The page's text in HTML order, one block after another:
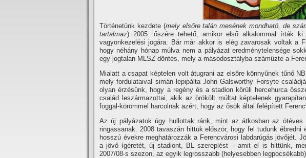
Történetünk kezdete (mely elsőre talán mesének mondható, de
tartalmaz) 2005. őszére tehető, amikor első alkalommal í­rták
vagyonkezelési jogára. Bár már akkor is elég zavarosak voltak a
hogy néhány hónap múlva nem a pályázat eredménytelensége
egy jogtalan MLSZ döntés, mely a másodosztályba száműzte a
Mialatt a csapat képtelen volt átugrani az elsőre könnyűnek tűnő
mely fordulataival simán lepipálta John Galsworthy Forsyte
olyan érzésünk, hogy a regény és a stadion körüli hercehurca
család leszármazottai, akik az örökölt múltat képtelenek
foggal-körömmel harcolnak azért, hogy az ősök által felépí­tett
Az új pályázatok úgy hullottak ránk, mint az átkosban az
ringassanak. 2008 tavaszán hittük először, hogy fel tudunk
hosszú évekre meghatározzák a Ferencvárosi labdarúgás jövőjét.
a jövő í­géretét, új stadiont, BL szereplést – amit el is hittünk,
2007/08-s szezon, az egyik legrosszabb (helyesebben